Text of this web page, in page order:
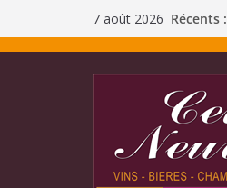
7 août 2026 Récents :